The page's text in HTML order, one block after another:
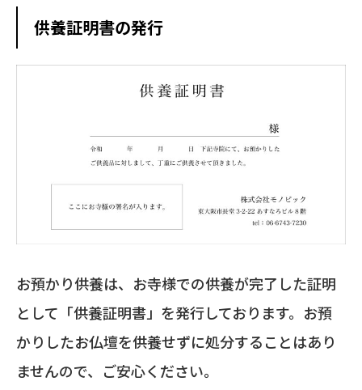
供養証明書の発行
お預かり供養は、お寺様での供養が完了した証明
として「供養証明書」を発行しております。お預
かりしたお仏壇を供養せずに処分することはあり
ませんので、ご安心ください。